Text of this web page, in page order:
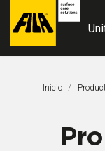
FILA
Inicio